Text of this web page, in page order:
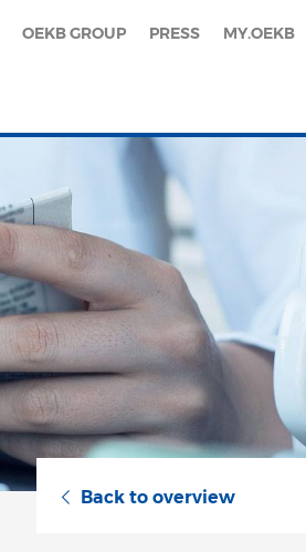
OEKB GROUP PRESS MY.OEKB
Back to overview